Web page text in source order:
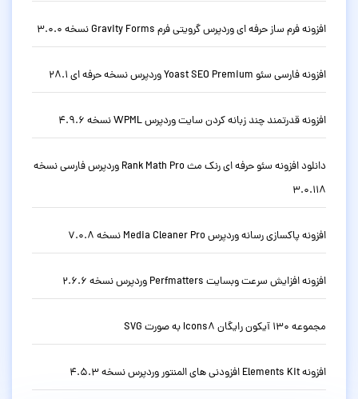
افزونه فرم ساز حرفه ای وردپرس گرویتی فرم Gravity Forms نسخه 3.0.0
افزونه فارسی سئو Yoast SEO Premium وردپرس نسخه حرفه ای 28.1
افزونه قدرتمند چند زبانه کردن سایت وردپرس WPML نسخه 4.9.6
دانلود افزونه سئو حرفه ای رنک مث Rank Math Pro وردپرس فارسی نسخه
3.0.118
افزونه پاکسازی رسانه وردپرس Media Cleaner Pro نسخه 7.0.8
افزونه افزایش سرعت وبسایت Perfmatters وردپرس نسخه 2.6.6
مجموعه 130 آیکون رایگان Icons8 به صورت SVG
افزونه Elements Kit افزودنی های المنتور وردپرس نسخه 4.5.3